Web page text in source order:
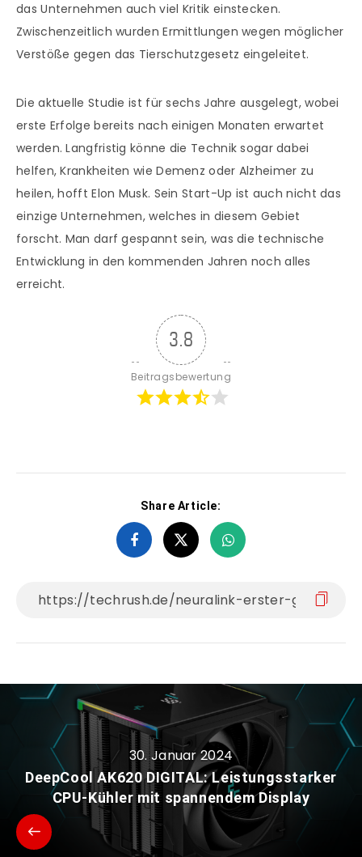
das Unternehmen auch viel Kritik einstecken.
Zwischenzeitlich wurden Ermittlungen wegen möglicher
Verstöße gegen das Tierschutzgesetz eingeleitet.
Die aktuelle Studie ist für sechs Jahre ausgelegt, wobei
erste Erfolge bereits nach einigen Monaten erwartet
werden. Langfristig könne die Technik sogar dabei
helfen, Krankheiten wie Demenz oder Alzheimer zu
heilen, hofft Elon Musk. Sein Start-Up ist auch nicht das
einzige Unternehmen, welches in diesem Gebiet
forscht. Man darf gespannt sein, was die technische
Entwicklung in den kommenden Jahren noch alles
erreicht.
3.8
Beitragsbewertung
Share Article:
30. Januar 2024
DeepCool AK620 DIGITAL: Leistungsstarker
CPU-Kühler mit spannendem Display